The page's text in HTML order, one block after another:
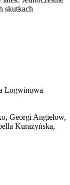
skutkach
Logwinowa
Georgi Angiełow,
Kurażyńska,